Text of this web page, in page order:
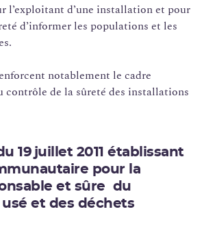
l’exploitant d’une installation et pour
d’informer les populations et les
notablement le cadre
contrôle de la sûreté des installations
19 juillet 2011 établissant
pour la
et sûre du
et des déchets